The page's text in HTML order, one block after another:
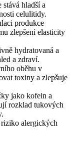
hladší a
celulitidy.
produkce
zlepšení elasticity
hydratovaná a
a zdraví.
oběhu v
toxiny a zlepšuje
jako kofein a
rozklad tukových
riziko alergických